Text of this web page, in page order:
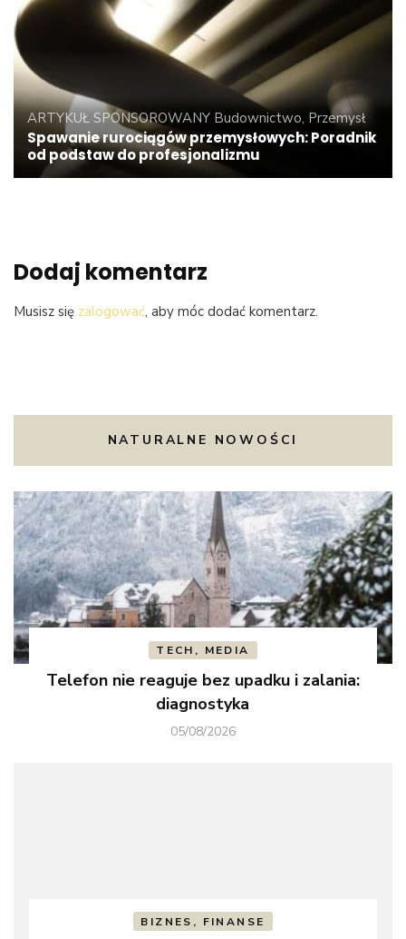
ARTYKUŁ SPONSOROWANY Budownictwo, Przemysł
Spawanie rurociągów przemysłowych: Poradnik
od podstaw do profesjonalizmu
Dodaj komentarz
Musisz się zalogować, aby móc dodać komentarz.
NATURALNE NOWOŚCI
TECH, MEDIA
Telefon nie reaguje bez upadku i zalania:
diagnostyka
05/08/2026
BIZNES, FINANSE